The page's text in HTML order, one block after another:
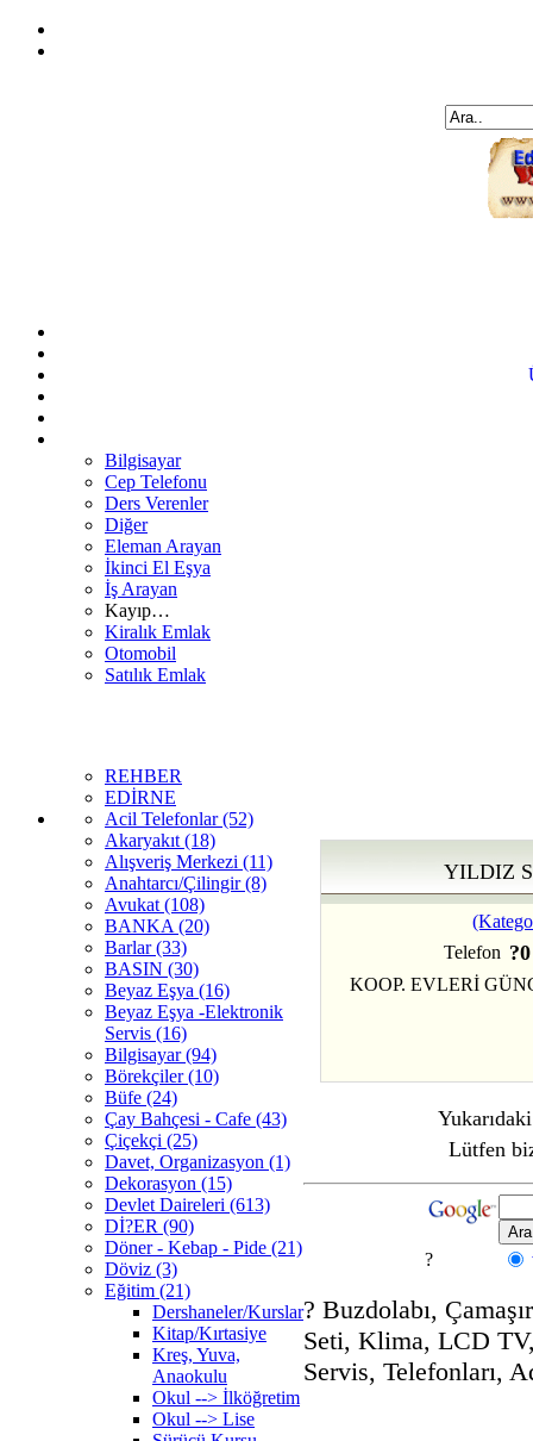
Bilgisayar
Cep Telefonu
Ders Verenler
Diğer
Eleman Arayan
İkinci El Eşya
İş Arayan
Kayıp…
Kiralık Emlak
Otomobil
Satılık Emlak
REHBER
EDİRNE
Acil Telefonlar (52)
Akaryakıt (18)
Alışveriş Merkezi (11)
Anahtarcı/Çilingir (8)
Avukat (108)
BANKA (20)
Barlar (33)
BASIN (30)
Beyaz Eşya (16)
Beyaz Eşya -Elektronik
Servis (16)
Bilgisayar (94)
Börekçiler (10)
Büfe (24)
Çay Bahçesi - Cafe (43)
Çiçekçi (25)
Davet, Organizasyon (1)
Dekorasyon (15)
Devlet Daireleri (613)
Dİ?ER (90)
Döner - Kebap - Pide (21)
Döviz (3)
Eğitim (21)
Dershaneler/Kurslar
Kitap/Kırtasiye
Kreş, Yuva,
Anaokulu
Okul --> İlköğretim
Okul --> Lise
YILDIZ
Telefon
KOOP. EVLERİ
Lütfen
?
? Buzdolabı,
Seti, Klima, LCD
Servis, Telefonları,